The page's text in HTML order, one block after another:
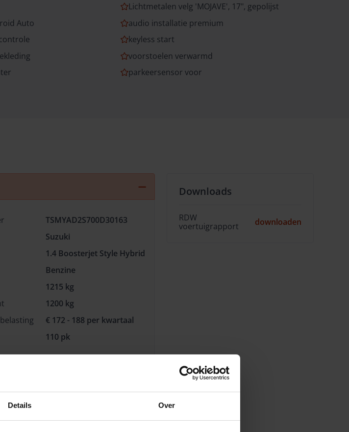
Details Over
Lichtmetalen velg 'MOJAVE', 17", gepolijst
Auto
audio installatie premium
keyless start
voorstoelen verwarmd
parkeersensor voor
TSMYAD2S700D30163
Suzuki
1.4 Boosterjet Style Hybrid
Benzine
1215 kg
1200 kg
€ 172 - 188 per kwartaal
110 pk
1373 cc
Bruin
Downloads
RDW
voertuigrapport
downloaden